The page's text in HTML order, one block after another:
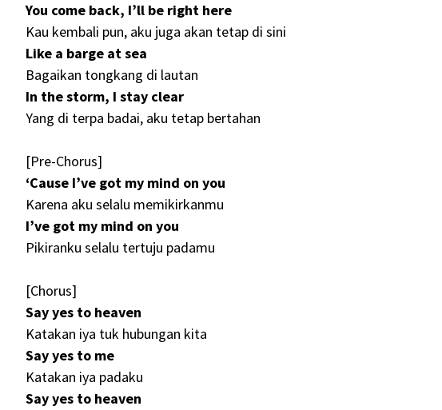
You come back, I’ll be right here
Kau kembali pun, aku juga akan tetap di sini
Like a barge at sea
Bagaikan tongkang di lautan
In the storm, I stay clear
Yang di terpa badai, aku tetap bertahan
[Pre-Chorus]
‘Cause I’ve got my mind on you
Karena aku selalu memikirkanmu
I’ve got my mind on you
Pikiranku selalu tertuju padamu
[Chorus]
Say yes to heaven
Katakan iya tuk hubungan kita
Say yes to me
Katakan iya padaku
Say yes to heaven